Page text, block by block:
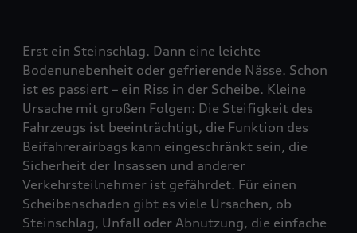
Erst ein Steinschlag. Dann eine leichte
Bodenunebenheit oder gefrierende Nässe. Schon
ist es passiert – ein Riss in der Scheibe. Kleine
Ursache mit großen Folgen: Die Steifigkeit des
Fahrzeugs ist beeinträchtigt, die Funktion des
Beifahrerairbags kann eingeschränkt sein, die
Sicherheit der Insassen und anderer
Verkehrsteilnehmer ist gefährdet. Für einen
Scheibenschaden gibt es viele Ursachen, ob
Steinschlag, Unfall oder Abnutzung, die einfache